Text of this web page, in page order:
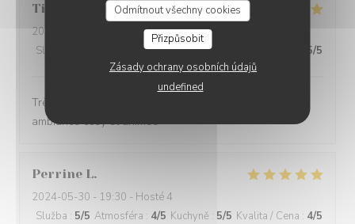
Odmítnout všechny cookies
Přizpůsobit
Zásady ochrany osobních údajů
undefined
Tiphaine
2024-05-31
- 20:30 - Hosté 2
Služba
:5/5 Kuchyně: 5/5
Très bonnes bouteilles, produits de super qualité,
ambiance cosy et animée
Perrine L
2024-05-30 - 19:30 - Hosté 4
Služba : 5/5 Atmosféra : 4/5 Kuchyně : 5/5 Kvalita / Cena : 4/5